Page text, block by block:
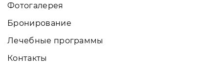
Фотогалерея
Бронирование
Лечебные программы
Контакты